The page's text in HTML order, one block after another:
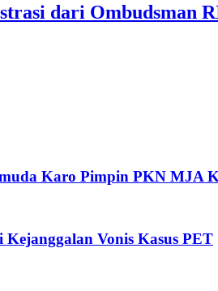
dari Ombudsman
Karo Pimpin PKN MJA
Vonis Kasus PET